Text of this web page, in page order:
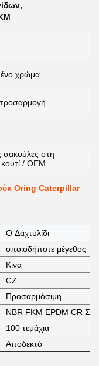
,
χρώμα
σακούλες στη
/ OEM
Oring Caterpillar
O Δαχτυλίδι
οποιοδήποτε μέγεθος
Κίνα
CZ
Προσαρμόσιμη
NBR FKM EPDM CR
100 τεμάχια
Αποδεκτό